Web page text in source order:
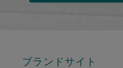
ブランドサイト